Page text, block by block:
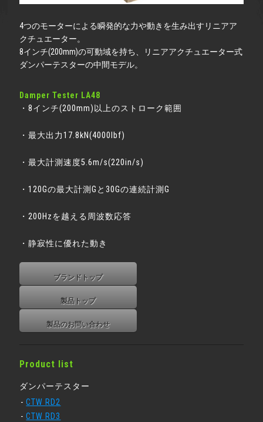
4つのモーターによる瞬発的な力や動きを生み出すリニアア
クチュエーター。
8インチ(200mm)の可動域を持ち、リニアアクチュエーター式
ダンパーテスターの中間モデル。
Damper Tester LA48
・8インチ(200mm)以上のストローク範囲
・最大出力17.8kN(4000lbf)
・最大計測速度5.6m/s(220in/s)
・120Gの最大計測Gと30Gの連続計測G
・200Hzを越える周波数応答
・静寂性に優れた動き
ブランドトップ
製品トップ
製品のお問い合わせ
Product list
ダンパーテスター
CTW RD2
CTW RD3